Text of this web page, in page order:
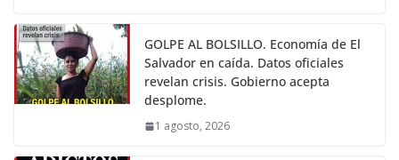
GOLPE AL BOLSILLO. Economía de El
Salvador en caída. Datos oficiales
revelan crisis. Gobierno acepta
desplome.
1 agosto, 2026